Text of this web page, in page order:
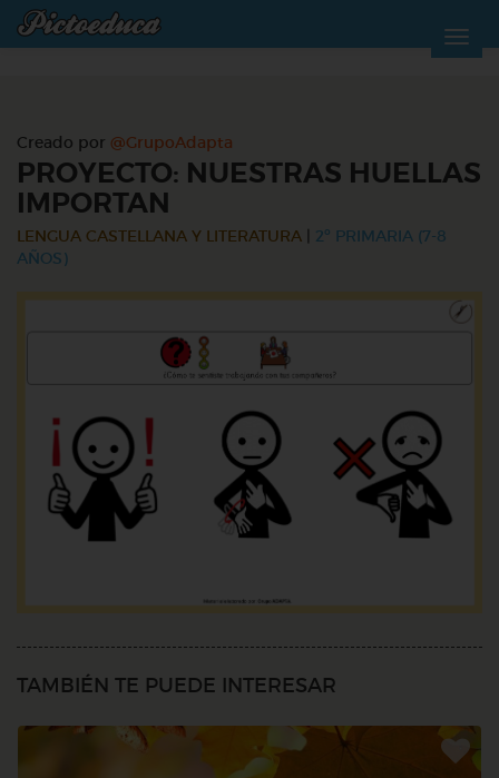
Creado por @GrupoAdapta
PROYECTO: NUESTRAS HUELLAS
IMPORTAN
LENGUA CASTELLANA Y LITERATURA
2º PRIMARIA (7-8
AÑOS)
TAMBIÉN TE PUEDE INTERESAR